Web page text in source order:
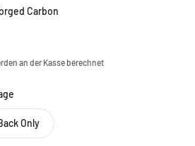
Carbon
an der Kasse berechnet
Only